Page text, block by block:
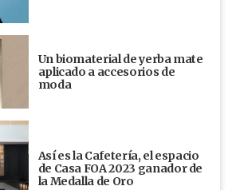
Un biomaterial de yerba mate
aplicado a accesorios de
moda
Así es la Cafetería, el espacio
de Casa FOA 2023 ganador de
la Medalla de Oro